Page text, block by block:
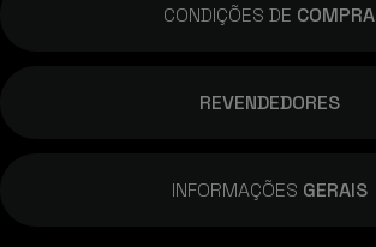
CONDIÇÕES DE COMPRA
REVENDEDORES
INFORMAÇÕES GERAIS